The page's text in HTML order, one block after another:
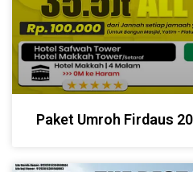
Paket Umroh Firdaus